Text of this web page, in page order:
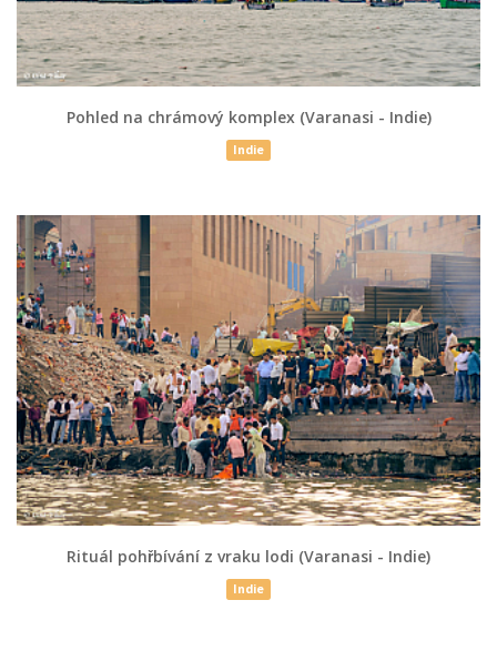
Pohled na chrámový komplex (Varanasi - Indie)
Indie
Rituál pohřbívání z vraku lodi (Varanasi - Indie)
Indie